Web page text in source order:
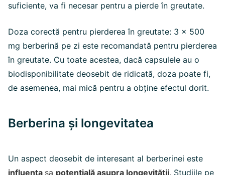
suficiente, va fi necesar pentru a pierde în greutate.
Doza corectă pentru pierderea în greutate: 3 x 500
mg berberină pe zi este recomandată pentru pierderea
în greutate. Cu toate acestea, dacă capsulele au o
biodisponibilitate deosebit de ridicată, doza poate fi,
de asemenea, mai mică pentru a obține efectul dorit.
Berberina și longevitatea
Un aspect deosebit de interesant al berberinei este
influența sa potențială asupra longevității. Studiile pe